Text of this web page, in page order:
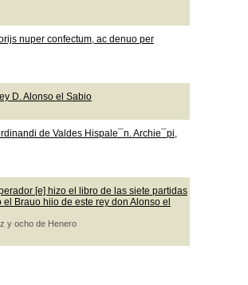
nuper confectum, ac denuo per
D. Alonso el Sabio
de Valdes Hispale¯n. Archie¯pi,
[e] hizo el libro de las siete partidas
Brauo hiio de este rey don Alonso el
y ocho de Henero